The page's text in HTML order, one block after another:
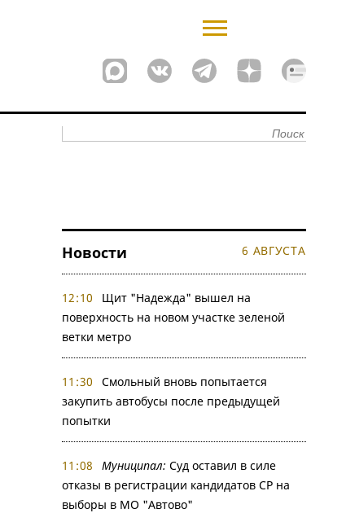
Новости 6 АВГУСТА
12:10
Щит "Надежда" вышел на
поверхность на новом участке зеленой
ветки метро
11:30
Смольный вновь попытается
закупить автобусы после предыдущей
попытки
11:08 Муниципал: Суд оставил в силе
отказы в регистрации кандидатов СР на
выборы в МО "Автово"